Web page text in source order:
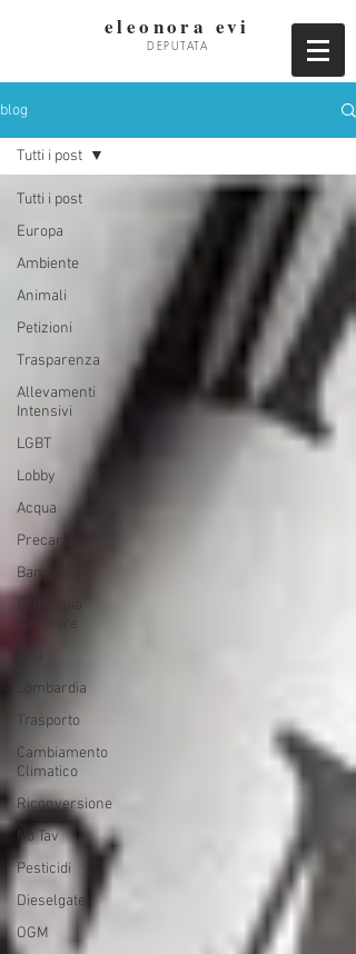
eleonora evi
DEPUTATA
blog
Tutti i post
Europa
Ambiente
Animali
Petizioni
Trasparenza
Allevamenti
Intensivi
LGBT
Lobby
Acqua
Precariato
Bambini
Lombardia
Trasporto
Cambiamento
Climatico
Riconversione
No Tav
Pesticidi
Dieselgate
OGM
Tutti i post